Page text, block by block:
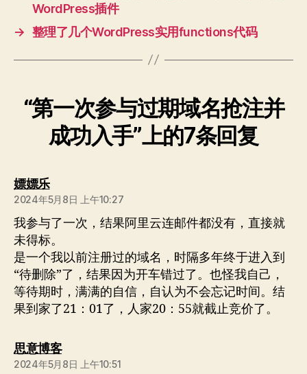
WordPress插件
→ 整理了几个WordPress实用functions代码
“第一次参与过期域名抢注并
成功入手”上的7条回复
嫖嫖乐说：
2024年5月8日 上午10:27
我参与了一次，结果阿里云连邮件都没有，直接就
未得标。
是一个我以前注册过的域名，时隔多年终于进入到
“待删除”了，结果因为开车错过了。也怪我自己，
等待期时，满满的自信，自认为不会忘记时间。结
果到家了21：01了，人家20：55就截止竞价了。
思意博客说：
2024年5月8日 上午10:51